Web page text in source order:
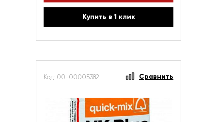
Купить в 1 клик
Код: 00-00005382 Сравнить